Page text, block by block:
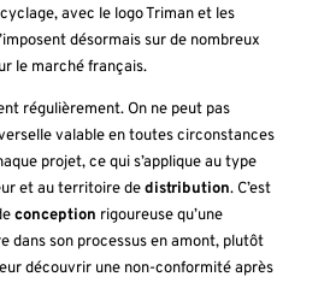
avec le logo Triman et les
désormais sur de nombreux
le marché français.
régulièrement. On ne peut pas
valable en toutes circonstances
projet, ce qui s’applique au type
et au territoire dedistribution. C’est
conception rigoureuse qu’une
dans son processus en amont, plutôt
découvrir une non-conformité après